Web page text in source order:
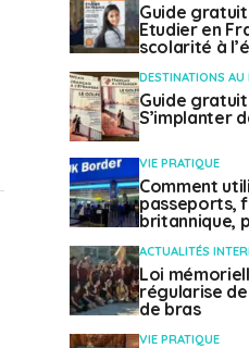
Guide
Etudier en
scolarité à
DESTINATIONS AU
Guide
S’implanter
VIE PRATIQUE
Comment
passeports,
britannique,
ACTUALITÉS
Loi
régularise
de bras
VIE PRATIQUE